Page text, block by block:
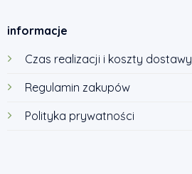
informacje
Czas realizacji i koszty dostawy
Regulamin zakupów
Polityka prywatności